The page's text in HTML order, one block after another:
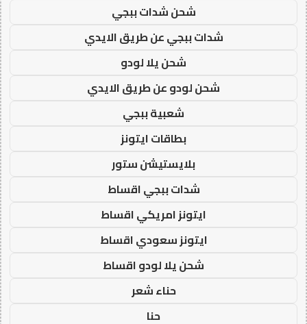
شحن شدات ببجي
شدات ببجي عن طريق الايدي
شحن يلا لودو
شحن لودو عن طريق الايدي
شعبية ببجي
بطاقات ايتونز
بلايستيشن ستور
شدات ببجي اقساط
ايتونز امريكي اقساط
ايتونز سعودي اقساط
شحن يلا لودو اقساط
حناء شعر
حنا